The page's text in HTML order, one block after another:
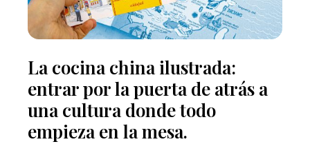
La cocina china ilustrada:
entrar por la puerta de atrás a
una cultura donde todo
empieza en la mesa.